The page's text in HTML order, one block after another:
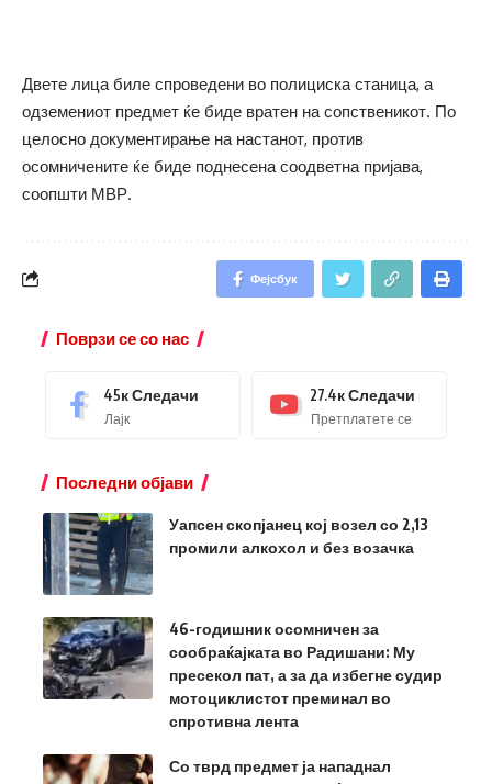
Двете лица биле спроведени во полициска станица, а
одземениот предмет ќе биде вратен на сопственикот. По
целосно документирање на настанот, против
осомничените ќе биде поднесена соодветна пријава,
соопшти МВР.
Фејсбук
Поврзи се со нас
45кСледачи
Лајк
27.4кСледачи
Претплатете се
Последни објави
Уапсен скопјанец кој возел со 2,13
промили алкохол и без возачка
46-годишник осомничен за
сообраќајката во Радишани: Му
пресекол пат, а за да избегне судир
мотоциклистот преминал во
спротивна лента
Со тврд предмет ја нападнал